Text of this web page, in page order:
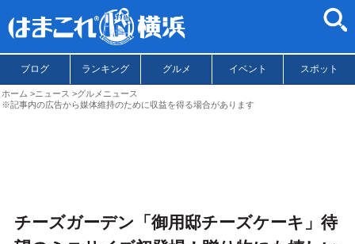
ブログ ランキング グルメ イベント スポット
ホーム ニュース
グルメニュース
※記事内の広告から媒体維持のために収益を得る場合があります
チーズガーデン「御用邸チーズケーキ」待